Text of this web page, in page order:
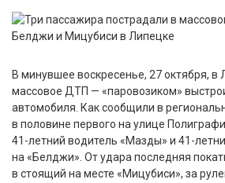
В минувшее воскресенье, 27 октября, в
массовое ДТП — «паровозиком»
автомобиля. Как сообщили в
в половине первого на улице
41-летний водитель «Мазды» и 41-
на «Белджи». От удара последняя
в стоящий на месте «Мицубиси», за